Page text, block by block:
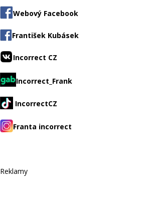
Webový Facebook
František Kubásek
Incorrect CZ
Incorrect_Frank
IncorrectCZ
Franta incorrect
Reklamy